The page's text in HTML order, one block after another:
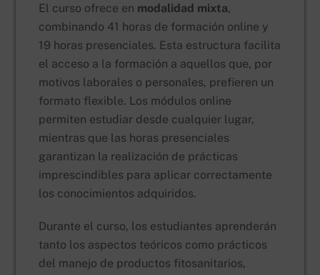
El curso ofrece en modalidad mixta,
combinando 41 horas de formación online y
19 horas presenciales. Esta estructura facilita
el acceso a la formación a aquellos que, por
motivos laborales o personales, prefieren un
formato flexible. Los módulos online
permiten estudiar desde cualquier lugar,
mientras que las horas presenciales
garantizan la realización de prácticas
imprescindibles para aplicar correctamente
los conocimientos adquiridos.
Durante el curso, los estudiantes aprenderán
tanto los aspectos teóricos como prácticos
del manejo de productos fitosanitarios,